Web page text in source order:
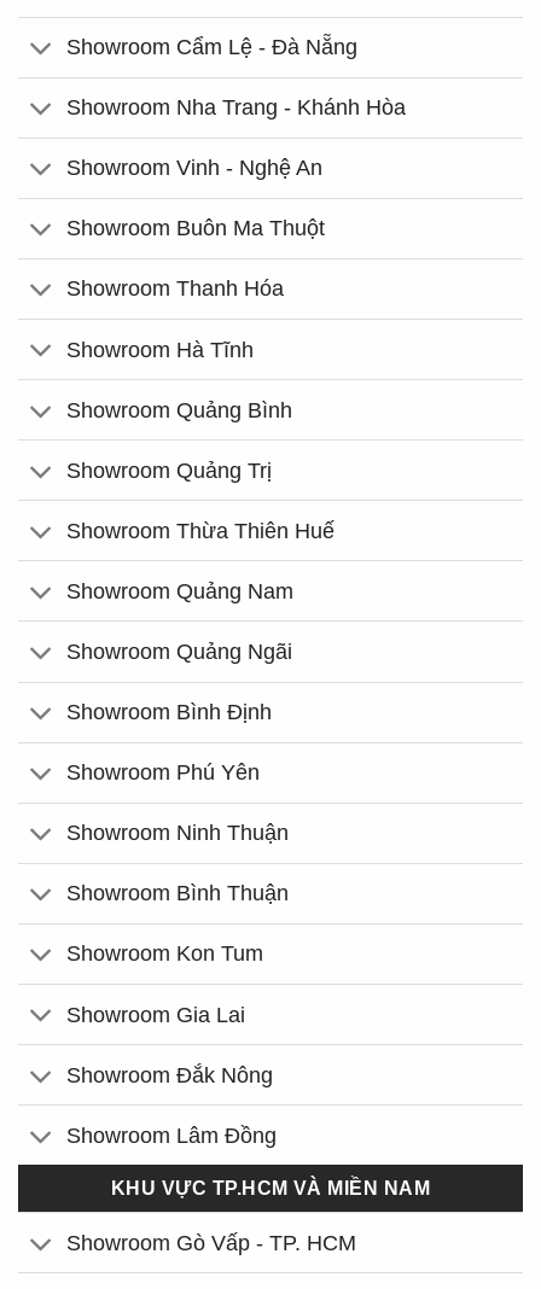
Showroom Cẩm Lệ - Đà Nẵng
Showroom Nha Trang - Khánh Hòa
Showroom Vinh - Nghệ An
Showroom Buôn Ma Thuột
Showroom Thanh Hóa
Showroom Hà Tĩnh
Showroom Quảng Bình
Showroom Quảng Trị
Showroom Thừa Thiên Huế
Showroom Quảng Nam
Showroom Quảng Ngãi
Showroom Bình Định
Showroom Phú Yên
Showroom Ninh Thuận
Showroom Bình Thuận
Showroom Kon Tum
Showroom Gia Lai
Showroom Đắk Nông
Showroom Lâm Đồng
KHU VỰC TP.HCM VÀ MIỀN NAM
Showroom Gò Vấp - TP. HCM